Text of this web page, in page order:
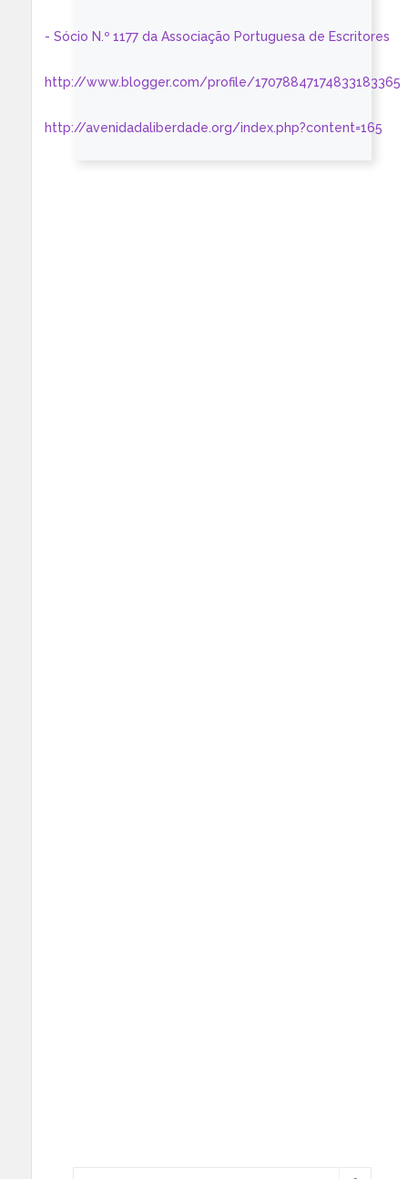
- Sócio N.º 1177 da Associação Portuguesa de Escritores
http://www.blogger.com/profile/17078847174833183365
http://avenidadaliberdade.org/index.php?content=165